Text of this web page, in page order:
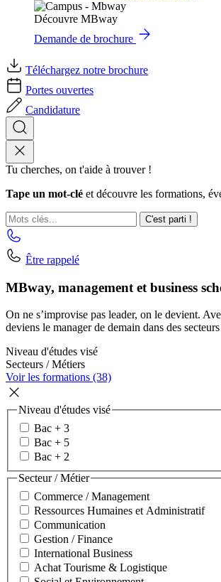
Découvre MBway
Demande de brochure
Téléchargez notre brochure
Portes ouvertes
Candidature
Tu cherches, on t'aide à trouver !
Tape un mot-clé et découvre les formations,
C'est parti !
Être rappelé
MBway, management et business
On ne s’improvise pas leader, on le devient.
deviens le manager de demain dans des
Niveau d'études visé
Secteurs / Métiers
Voir les formations (38)
Niveau d'études visé
Bac + 3
Bac + 5
Bac + 2
Secteur / Métier
Commerce / Management
Ressources Humaines et Administratif
Communication
Gestion / Finance
International Business
Achat Tourisme & Logistique